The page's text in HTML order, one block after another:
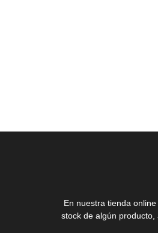
En nuestra tienda
stock de algún